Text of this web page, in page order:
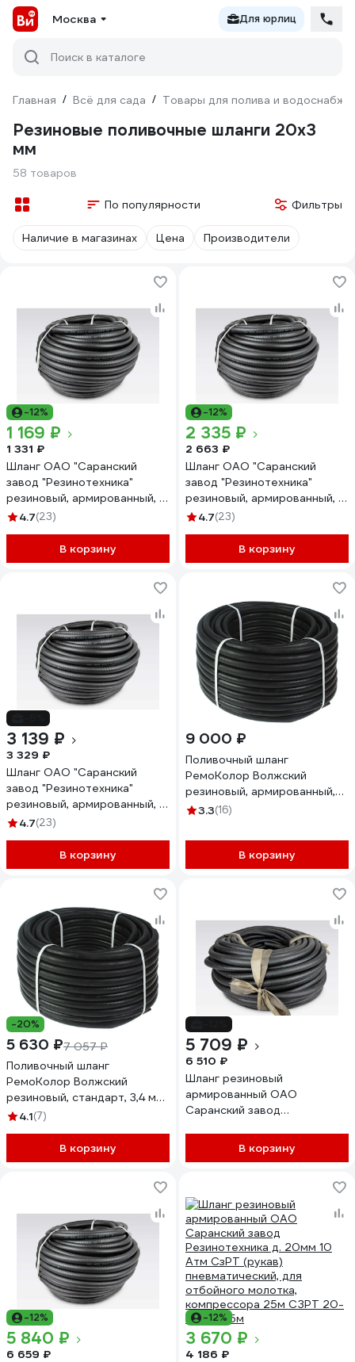
Москва Для юрлиц
Поиск в каталоге
Главная / Всё для сада / Товары для полива и
Резиновые поливочные шланги 20х3
мм
58 товаров
По популярности Фильтры
Наличие в магазинах Цена Производители
-12%
1 169 ₽
1 331 ₽
Шланг ОАО "Саранский
завод "Резинотехника"
резиновый, армированный, д.
20мм 4 Атм СзРТ (рукав)
4.7(23)
В корзину
-12%
2 335 ₽
2 663 ₽
Шланг ОАО "Саранский
завод "Резинотехника"
резиновый, армированный, д.
20мм 4 Атм СзРТ (рукав)
0,4-В 20м
4.7(23)
В корзину
3 139 ₽
3 329 ₽
Шланг ОАО "Саранский
завод "Резинотехника"
резиновый, армированный, д.
20мм 4 Атм СзРТ (рукав)
0,4-В 25м
4.7(23)
В корзину
9 000 ₽
Поливочный шланг
РемоКолор Волжский
резиновый, армированный,
3,1 мм, D 20 мм, 25 м 66-3-
3.3(16)
В корзину
-20%
5 630 ₽7 057 ₽
Поливочный шланг
РемоКолор Волжский
резиновый, стандарт, 3,4 мм,
D 20 мм, 50 м 66-3-520
4.1(7)
В корзину
5 709 ₽
6 510 ₽
Шланг резиновый
армированный ОАО
Саранский завод
Атм СзРТ (рукав)
пневматический, для
компрессора 50м СЗРТ 20-
1,0-ВГ 50м
В корзину
-12%
5 840 ₽
6 659 ₽
-12%
3 670 ₽
4 186 ₽